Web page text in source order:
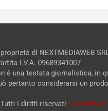
di NEXTMEDIAWEB
I.V.A. 09689341007
è una testata giornalistica, in
pertanto considerarsi un
i diritti riservati - Contattaci